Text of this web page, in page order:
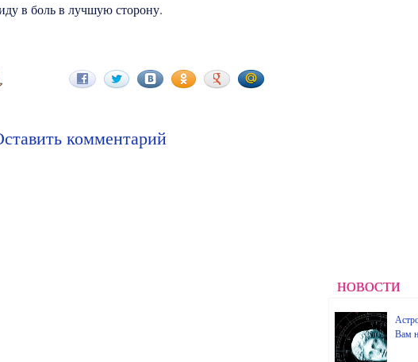
в боль в лучшую сторону.
комментарий
НОВОСТИ
Вам